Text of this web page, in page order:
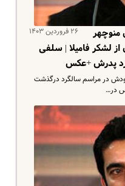
۲۶ فروردین ۱۴۰۳
از لشکر فامیلا | سلفی
پدرش +عکس
در مراسم سالگرد درگذشت
در…